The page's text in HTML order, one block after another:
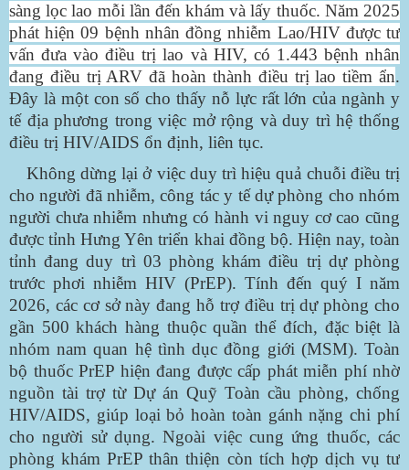
sàng lọc lao mỗi lần đến khám và lấy thuốc. Năm 2025
phát hiện 09 bệnh nhân đồng nhiễm Lao/HIV được tư
vấn đưa vào điều trị lao và HIV, có 1.443 bệnh nhân
đang điều trị ARV đã hoàn thành điều trị lao tiềm ẩn.
Đây là một con số cho thấy nỗ lực rất lớn của ngành y
tế địa phương trong việc mở rộng và duy trì hệ thống
điều trị HIV/AIDS ổn định, liên tục.
Không dừng lại ở việc duy trì hiệu quả chuỗi điều trị
cho người đã nhiễm, công tác y tế dự phòng cho nhóm
người chưa nhiễm nhưng có hành vi nguy cơ cao cũng
được tỉnh Hưng Yên triển khai đồng bộ. Hiện nay, toàn
tỉnh đang duy trì 03 phòng khám điều trị dự phòng
trước phơi nhiễm HIV (PrEP). Tính đến quý I năm
2026, các cơ sở này đang hỗ trợ điều trị dự phòng cho
gần 500 khách hàng thuộc quần thể đích, đặc biệt là
nhóm nam quan hệ tình dục đồng giới (MSM). Toàn
bộ thuốc PrEP hiện đang được cấp phát miễn phí nhờ
nguồn tài trợ từ Dự án Quỹ Toàn cầu phòng, chống
HIV/AIDS, giúp loại bỏ hoàn toàn gánh nặng chi phí
cho người sử dụng. Ngoài việc cung ứng thuốc, các
phòng khám PrEP thân thiện còn tích hợp dịch vụ tư